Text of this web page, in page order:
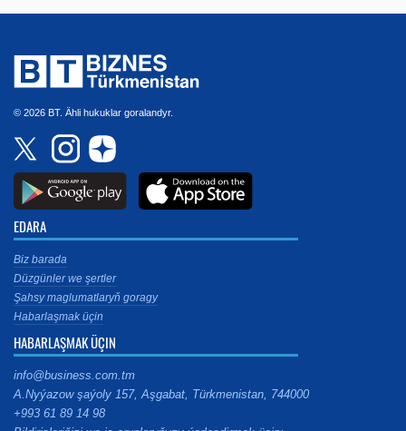
© 2026 BT. Ähli hukuklar goralandyr.
EDARA
Biz barada
Düzgünler we şertler
Şahsy maglumatlaryň goragy
Habarlaşmak üçin
HABARLAŞMAK ÜÇIN
info@business.com.tm
A.Nyýazow şaýoly 157, Aşgabat, Türkmenistan, 744000
+993 61 89 14 98